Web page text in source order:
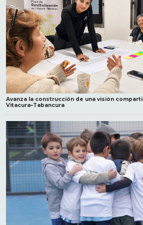
Avanza la construcción de una visión
Vitacura–Tabancura